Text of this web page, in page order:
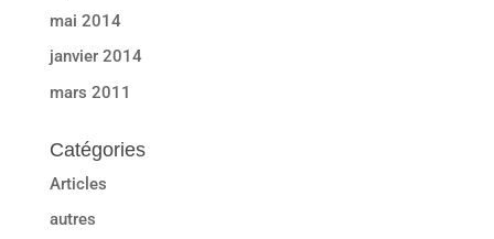
mai 2014
janvier 2014
mars 2011
Catégories
Articles
autres